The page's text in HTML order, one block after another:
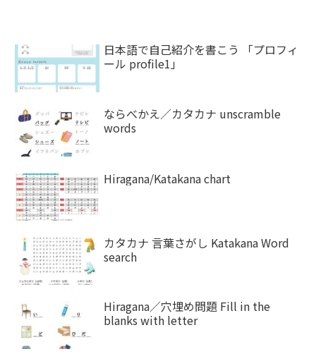
日本語で自己紹介を書こう 「プロフィ
ール profile1」
ならべかえ／カタカナ unscramble
words
Hiragana/Katakana chart
カタカナ 言葉さがし Katakana Word
search
Hiragana／穴埋め問題 Fill in the
blanks with letter